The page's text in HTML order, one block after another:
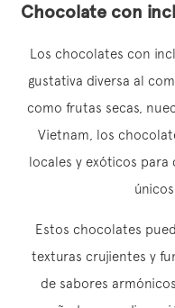
Chocolate con
Los chocolates con
gustativa diversa al
como frutas secas,
Vietnam, los
locales y exóticos
Estos chocolates
texturas crujientes y
de sabores